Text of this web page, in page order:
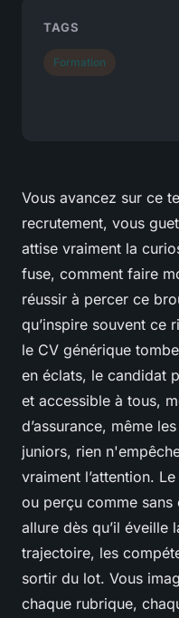
Vous avancez sur ce
recrutement, vous
attise vraiment la
fuse, comment faire
réussir à percer ce
qu’inspire souvent ce
le CV générique
en éclats, le candidat
et accessible à tous,
d’assurance, même
juniors, rien
vraiment l’attention.
ou perçu comme
allure dès qu’il éveille
trajectoire, les
sortir du lot. Vous
chaque rubrique,
TAGS
Formation